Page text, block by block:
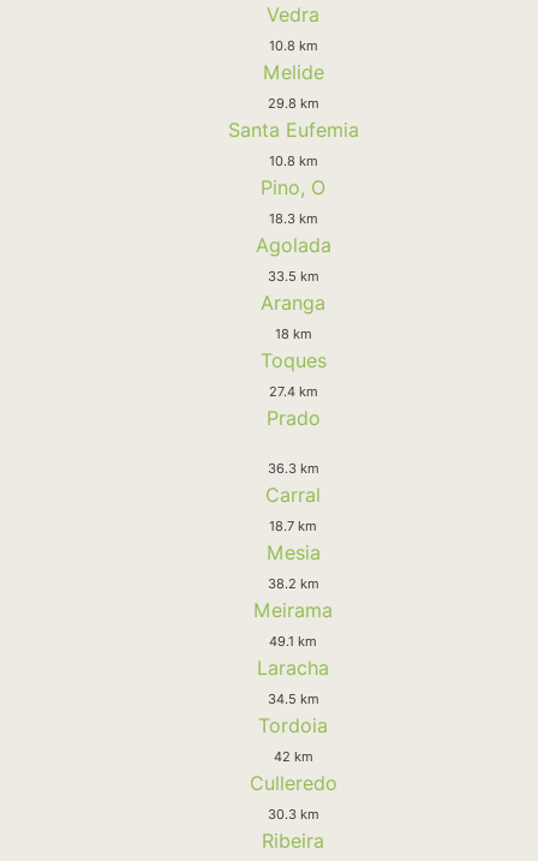
Vedra
10.8 km
Melide
29.8 km
Santa Eufemia
10.8 km
Pino, O
18.3 km
Agolada
33.5 km
Aranga
18 km
Toques
27.4 km
Prado
36.3 km
Carral
18.7 km
Mesia
38.2 km
Meirama
49.1 km
Laracha
34.5 km
Tordoia
42 km
Culleredo
30.3 km
Ribeira